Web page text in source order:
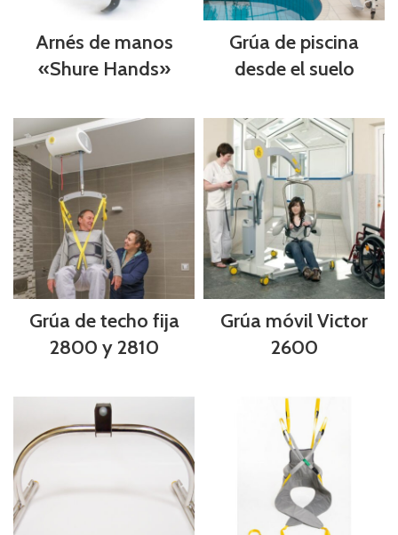
Arnés de manos
«Shure Hands»
Grúa de piscina
desde el suelo
Grúa de techo fija
2800 y 2810
Grúa móvil Victor
2600